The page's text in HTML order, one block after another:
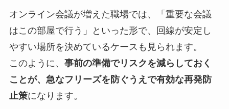
オンライン会議が増えた職場では、「重要な会議
はこの部屋で行う」といった形で、回線が安定し
やすい場所を決めているケースも見られます。
このように、 事前の準備でリスクを減らしておく
ことが、急なフリーズを防ぐうえで有効な再発防
止策になります。